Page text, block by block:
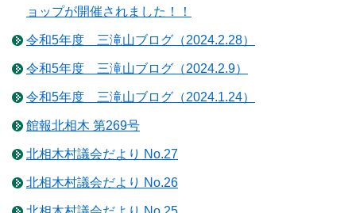
ョップが開催されました！！
令和5年度 三滝山ブログ（2024.2.28）
令和5年度 三滝山ブログ（2024.2.9）
令和5年度 三滝山ブログ（2024.1.24）
館報北相木 第269号
北相木村議会だより No.27
北相木村議会だより No.26